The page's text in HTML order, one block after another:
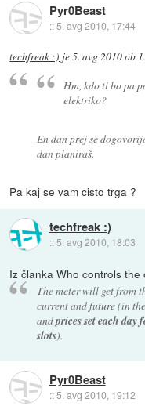
Pyr0Beast
::5. avg 2010, 17:44
techfreak :) je5. avg 2010 ob
Hm, kdo ti bo pa
elektriko?
En dan prej se
dan planiraš.
Pa kaj se vam cisto trga ?
techfreak :)
:: 5. avg 2010, 18:03
Iz članka Who controls the
The meter will get from
current and future (in
andprices set each
slots).
Pyr0Beast
::5. avg 2010, 19:12